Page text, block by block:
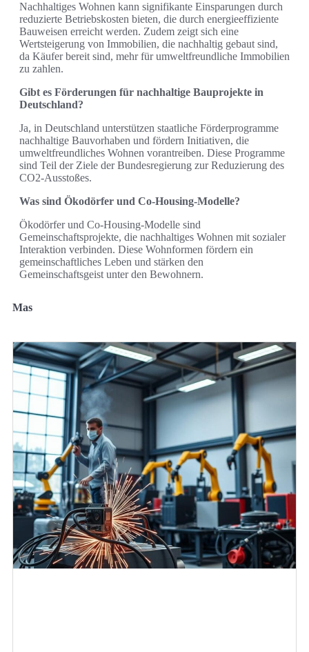
Nachhaltiges Wohnen kann signifikante Einsparungen durch
reduzierte Betriebskosten bieten, die durch energieeffiziente
Bauweisen erreicht werden. Zudem zeigt sich eine
Wertsteigerung von Immobilien, die nachhaltig gebaut sind,
da Käufer bereit sind, mehr für umweltfreundliche Immobilien
zu zahlen.
Gibt es Förderungen für nachhaltige Bauprojekte in
Deutschland?
Ja, in Deutschland unterstützen staatliche Förderprogramme
nachhaltige Bauvorhaben und fördern Initiativen, die
umweltfreundliches Wohnen vorantreiben. Diese Programme
sind Teil der Ziele der Bundesregierung zur Reduzierung des
CO2-Ausstoßes.
Was sind Ökodörfer und Co-Housing-Modelle?
Ökodörfer und Co-Housing-Modelle sind
Gemeinschaftsprojekte, die nachhaltiges Wohnen mit sozialer
Interaktion verbinden. Diese Wohnformen fördern ein
gemeinschaftliches Leben und stärken den
Gemeinschaftsgeist unter den Bewohnern.
Mas